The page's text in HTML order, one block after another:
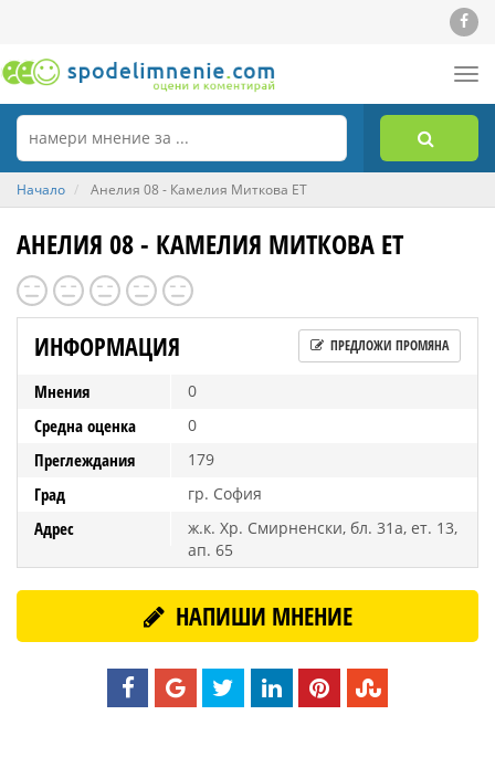
Начало Анелия 08 - Камелия Миткова ЕТ
АНЕЛИЯ 08 - КАМЕЛИЯ МИТКОВА ЕТ
ИНФОРМАЦИЯ ПРЕДЛОЖИ ПРОМЯНА
Мнения 0
Средна оценка 0
Преглеждания 179
Град гр. София
Адрес
ж.к. Хр. Смирненски, бл. 31а, ет. 13,
ап. 65
НАПИШИ МНЕНИЕ